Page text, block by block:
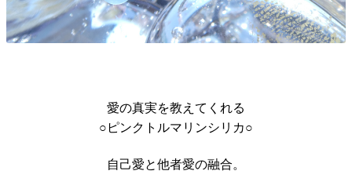
愛の真実を教えてくれる
○ピンクトルマリンシリカ○
自己愛と他者愛の融合。